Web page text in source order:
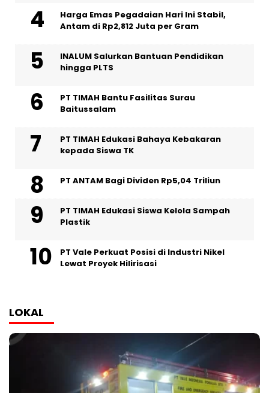
Harga Emas Pegadaian Hari Ini Stabil,
Antam di Rp2,812 Juta per Gram
INALUM Salurkan Bantuan Pendidikan
hingga PLTS
PT TIMAH Bantu Fasilitas Surau
Baitussalam
PT TIMAH Edukasi Bahaya Kebakaran
kepada Siswa TK
PT ANTAM Bagi Dividen Rp5,04 Triliun
PT TIMAH Edukasi Siswa Kelola Sampah
Plastik
PT Vale Perkuat Posisi di Industri Nikel
Lewat Proyek Hilirisasi
LOKAL